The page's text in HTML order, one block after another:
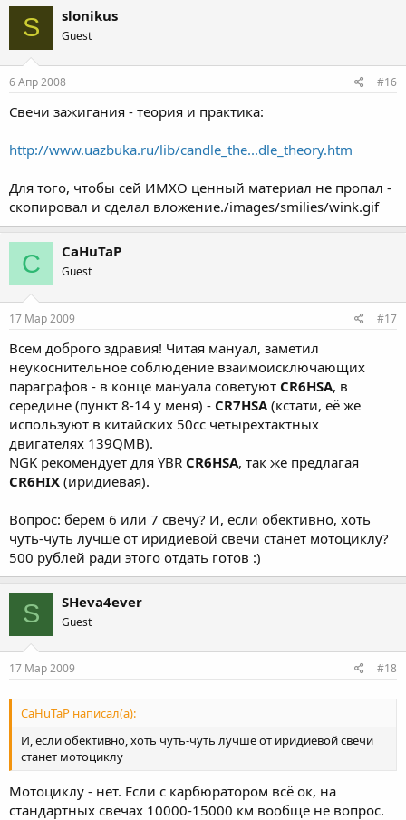
S slonikus
Guest
6 Апр 2008 #16
Свечи зажигания - теория и практика:
http://www.uazbuka.ru/lib/candle_the...dle_theory.htm
Для того, чтобы сей ИМХО ценный материал не пропал -
скопировал и сделал вложение./images/smilies/wink.gif
C CaHuTaP
Guest
17 Мар 2009 #17
Всем доброго здравия! Читая мануал, заметил
неукоснительное соблюдение взаимоисключающих
параграфов - в конце мануала советуют CR6HSA, в
середине (пункт 8-14 у меня) - CR7HSA (кстати, её же
используют в китайских 50сс четырехтактных
двигателях 139QMB).
NGK рекомендует для YBR CR6HSA, так же предлагая
CR6HIX (иридиевая).
Вопрос: берем 6 или 7 свечу? И, если обективно, хоть
чуть-чуть лучше от иридиевой свечи станет мотоциклу?
500 рублей ради этого отдать готов :)
S SHeva4ever
Guest
17 Мар 2009 #18
CaHuTaP написал(а):
И, если обективно, хоть чуть-чуть лучше от иридиевой свечи
станет мотоциклу
Мотоциклу - нет. Если с карбюратором всё ок, на
стандартных свечах 10000-15000 км вообще не вопрос.